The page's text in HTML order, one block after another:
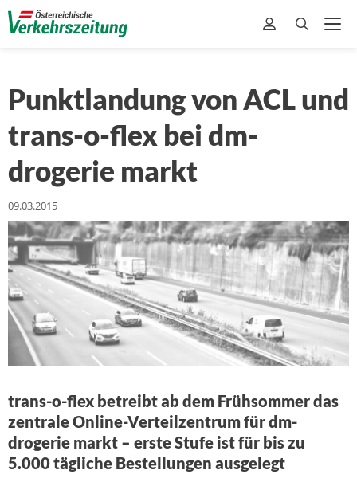
Punktlandung von ACL und
trans-o-flex bei dm-
drogerie markt
09.03.2015
trans-o-flex betreibt ab dem Frühsommer das
zentrale Online-Verteilzentrum für dm-
drogerie markt – erste Stufe ist für bis zu
5.000 tägliche Bestellungen ausgelegt